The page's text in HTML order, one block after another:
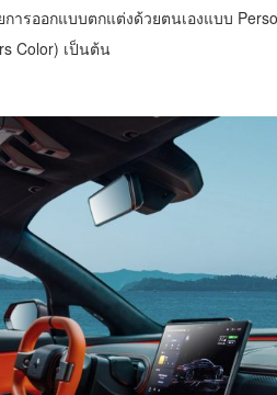
ารออกแบบตกแต่งด้วยตนเองแบบ
Color) เป็นต้น